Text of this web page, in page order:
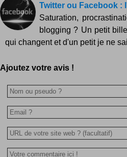
Twitter ou Facebook :
Saturation,
blogging ? Un petit
qui changent et d'un petit je ne
Ajoutez votre avis !